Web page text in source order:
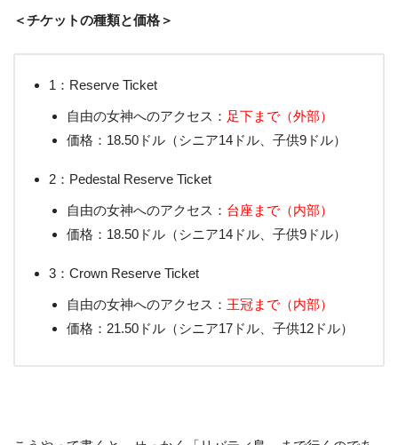
＜チケットの種類と価格＞
1：Reserve Ticket
自由の女神へのアクセス： 足下まで（外部）
価格：18.50ドル（シニア14ドル、子供9ドル）
2：Pedestal Reserve Ticket
自由の女神へのアクセス： 台座まで（内部）
価格：18.50ドル（シニア14ドル、子供9ドル）
3：Crown Reserve Ticket
自由の女神へのアクセス： 王冠まで（内部）
価格：21.50ドル（シニア17ドル、子供12ドル）